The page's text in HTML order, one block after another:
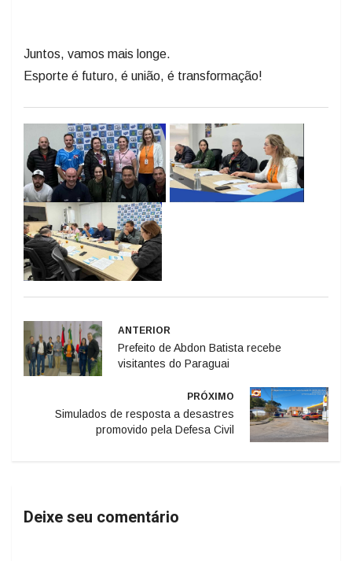
Juntos, vamos mais longe.
Esporte é futuro, é união, é transformação!
ANTERIOR
Prefeito de Abdon Batista recebe
visitantes do Paraguai
PRÓXIMO
Simulados de resposta a desastres
promovido pela Defesa Civil
Deixe seu comentário